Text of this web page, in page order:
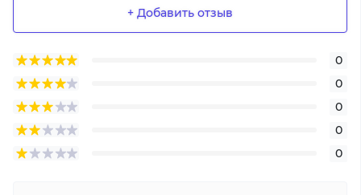
+ Добавить отзыв
0
0
0
0
0